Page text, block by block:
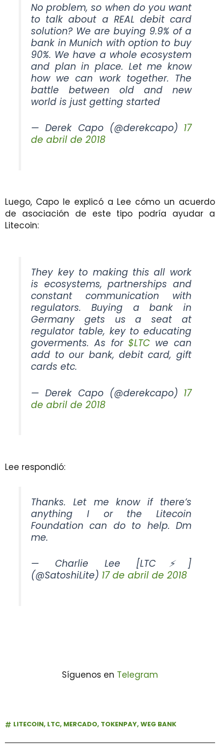
No problem, so when do you want
to talk about a REAL debit card
solution? We are buying 9.9% of a
bank in Munich with option to buy
90%. We have a whole ecosystem
and plan in place. Let me know
how we can work together. The
battle between old and new
world is just getting started
— Derek Capo (@derekcapo) 17
de abril de 2018
Luego, Capo le explicó a Lee cómo un acuerdo
de asociación de este tipo podría ayudar a
Litecoin:
They key to making this all work
is ecosystems, partnerships and
constant communication with
regulators. Buying a bank in
Germany gets us a seat at
regulator table, key to educating
goverments. As for$LTC we can
add to our bank, debit card, gift
cards etc.
— Derek Capo (@derekcapo) 17
de abril de 2018
Lee respondió:
Thanks. Let me know if there’s
anything I or the Litecoin
Foundation can do to help. Dm
me.
— Charlie Lee [LTC⚡]
(@SatoshiLite) 17 de abril de 2018
Síguenos en Telegram
LITECOIN, LTC, MERCADO, TOKENPAY, WEG BANK